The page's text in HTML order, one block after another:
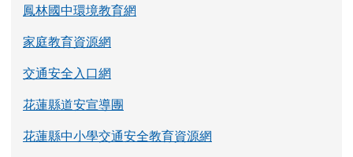
鳳林國中環境教育網
家庭教育資源網
交通安全入口網
花蓮縣道安宣導團
花蓮縣中小學交通安全教育資源網